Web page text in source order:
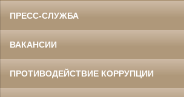
ПРЕСС-СЛУЖБА
ВАКАНСИИ
ПРОТИВОДЕЙСТВИЕ КОРРУПЦИИ